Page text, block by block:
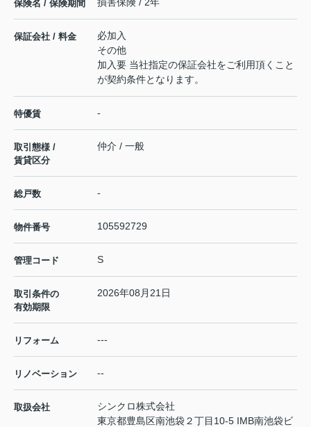
保険名 / 保険期間
保証会社 / 料金
必加入
その他
加入要 当社指定の保証会社をご利用頂くこと
が契約条件となります。
特優賃 -
取引態様 /
賃貸区分
仲介 / 一般
総戸数 -
物件番号 105592729
管理コード S
取引条件の
有効期限
2026年08月21日
リフォーム ---
リノベーション --
取扱会社
シンクロ株式会社
東京都豊島区南池袋２丁目10-5 IMB南池袋ビ